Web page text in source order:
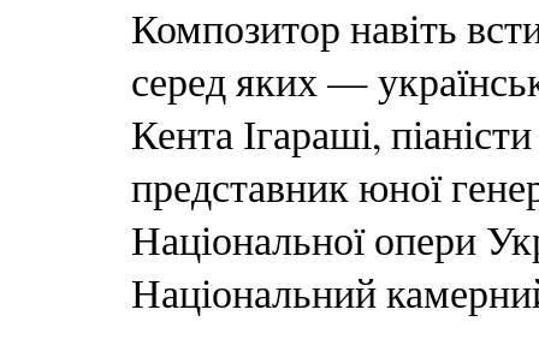
Композитор навіть
серед яких —
Кента Ігараші,
представник юної
Національної опери
Національний